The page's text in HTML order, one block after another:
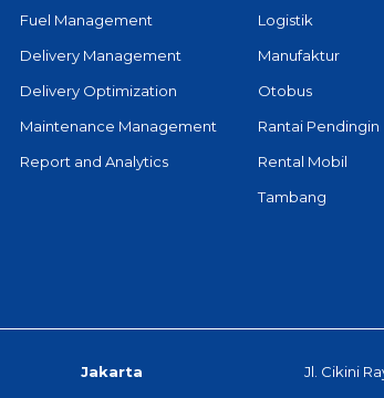
Fuel Management
Delivery Management
Delivery Optimization
Maintenance Management
Report and Analytics
Logistik
Manufaktur
Otobus
Rantai Pendingin
Rental Mobil
Tambang
Jakarta Jl. Cikini